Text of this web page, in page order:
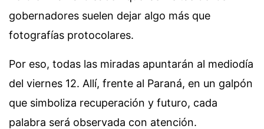
gobernadores suelen dejar algo más que
fotografías protocolares.
Por eso, todas las miradas apuntarán al mediodía
del viernes 12. Allí, frente al Paraná, en un galpón
que simboliza recuperación y futuro, cada
palabra será observada con atención.